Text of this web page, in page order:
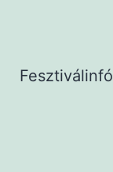
Fesztiválinfó